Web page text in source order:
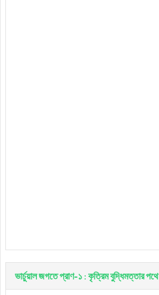
ভার্চুয়াল জগতে প্রাণ-১ : কৃত্রিম বুদ্ধিমত্তার পথে